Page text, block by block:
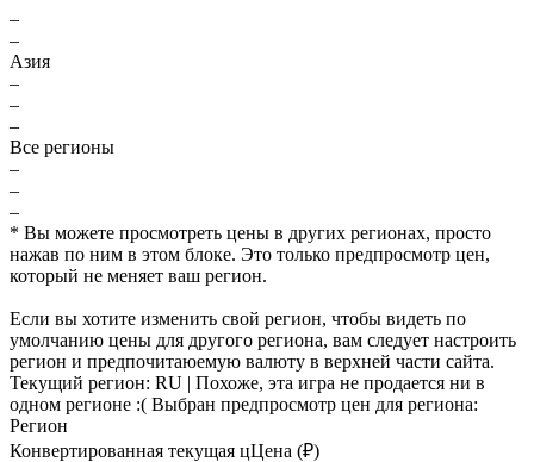
–
–
Азия
–
–
–
Все регионы
–
–
–
* Вы можете просмотреть цены в других регионах, просто
нажав по ним в этом блоке. Это только предпросмотр цен,
который не меняет ваш регион.
Если вы хотите изменить свой регион, чтобы видеть по
умолчанию цены для другого региона, вам следует настроить
регион и предпочитаюемую валюту в верхней части сайта.
Текущий регион: RU | Похоже, эта игра не продается ни в
одном регионе :( Выбран предпросмотр цен для региона:
Регион
Конвертированная текущая цЦена (₽)